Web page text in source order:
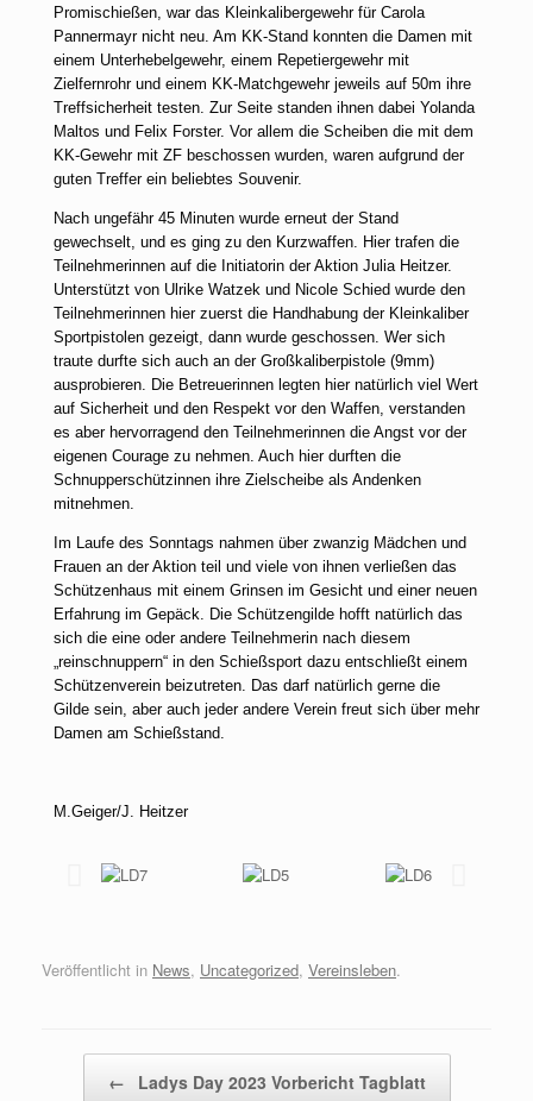
Promischießen, war das Kleinkalibergewehr für Carola
Pannermayr nicht neu. Am KK-Stand konnten die Damen mit
einem Unterhebelgewehr, einem Repetiergewehr mit
Zielfernrohr und einem KK-Matchgewehr jeweils auf 50m ihre
Treffsicherheit testen. Zur Seite standen ihnen dabei Yolanda
Maltos und Felix Forster. Vor allem die Scheiben die mit dem
KK-Gewehr mit ZF beschossen wurden, waren aufgrund der
guten Treffer ein beliebtes Souvenir.
Nach ungefähr 45 Minuten wurde erneut der Stand
gewechselt, und es ging zu den Kurzwaffen. Hier trafen die
Teilnehmerinnen auf die Initiatorin der Aktion Julia Heitzer.
Unterstützt von Ulrike Watzek und Nicole Schied wurde den
Teilnehmerinnen hier zuerst die Handhabung der Kleinkaliber
Sportpistolen gezeigt, dann wurde geschossen. Wer sich
traute durfte sich auch an der Großkaliberpistole (9mm)
ausprobieren. Die Betreuerinnen legten hier natürlich viel Wert
auf Sicherheit und den Respekt vor den Waffen, verstanden
es aber hervorragend den Teilnehmerinnen die Angst vor der
eigenen Courage zu nehmen. Auch hier durften die
Schnupperschützinnen ihre Zielscheibe als Andenken
mitnehmen.
Im Laufe des Sonntags nahmen über zwanzig Mädchen und
Frauen an der Aktion teil und viele von ihnen verließen das
Schützenhaus mit einem Grinsen im Gesicht und einer neuen
Erfahrung im Gepäck. Die Schützengilde hofft natürlich das
sich die eine oder andere Teilnehmerin nach diesem
„reinschnuppern“ in den Schießsport dazu entschließt einem
Schützenverein beizutreten. Das darf natürlich gerne die
Gilde sein, aber auch jeder andere Verein freut sich über mehr
Damen am Schießstand.
M.Geiger/J. Heitzer
Veröffentlicht in News, Uncategorized, Vereinsleben.
← Ladys Day 2023 Vorbericht Tagblatt